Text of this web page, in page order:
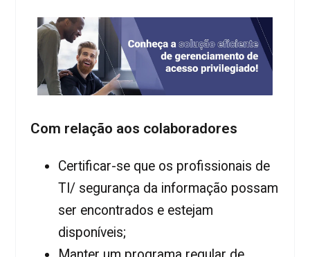
Com relação aos colaboradores
Certificar-se que os profissionais de
TI/ segurança da informação possam
ser encontrados e estejam
disponíveis;